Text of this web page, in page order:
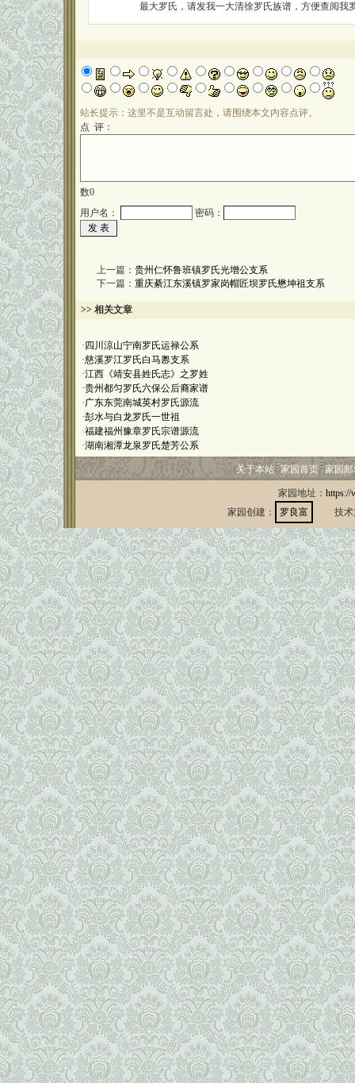
最大罗氏，请发我一大清徐罗氏族谱，方便查阅我
站长提示：这里不是互动留言处，请围绕本文内容点评。
点 评：
数0
用户名：
密码：
上一篇： 贵州仁怀鲁班镇罗氏光增公支系
下一篇： 重庆綦江东溪镇罗家岗帽匠坝罗氏懋坤祖支系
>> 相关文章
· 四川涼山宁南罗氏运禄公系
·慈溪罗江罗氏白马嶴支系
·江西《靖安县姓氏志》之罗姓
·贵州都匀罗氏六保公后裔家谱
·广东东莞南城英村罗氏源流
·彭水与白龙罗氏一世祖
·福建福州豫章罗氏宗谱源流
·湖南湘潭龙泉罗氏楚芳公系
关于本站 家园首页 家园
家园地址： https://
家园创建：
罗良富 技术